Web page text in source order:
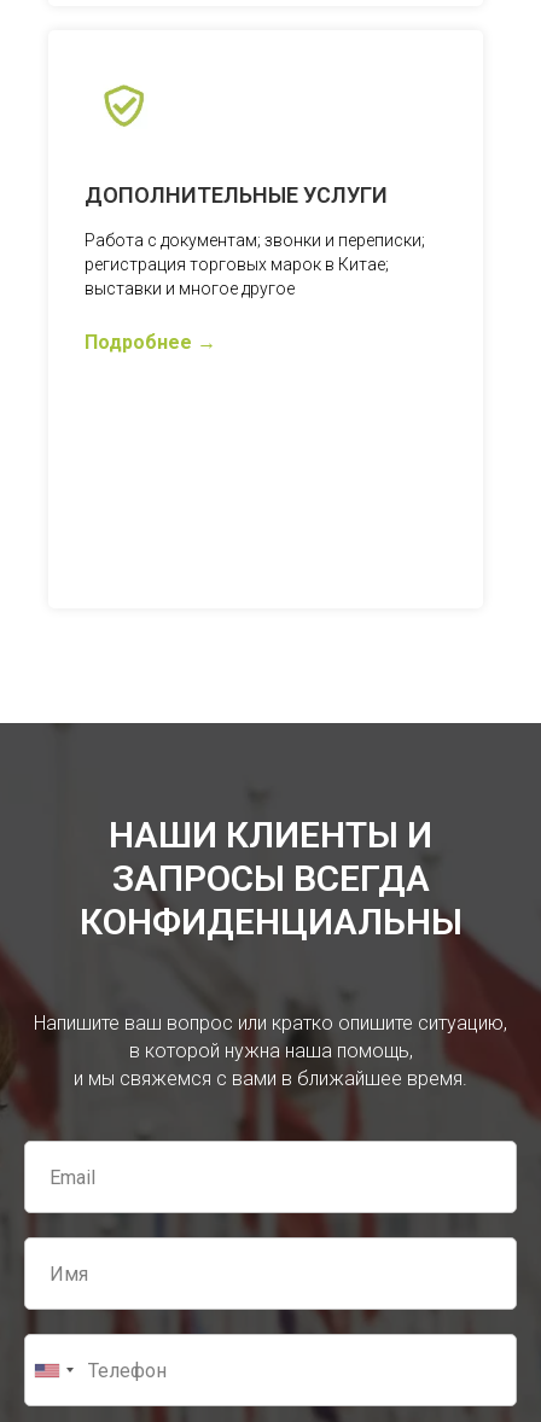
ДОПОЛНИТЕЛЬНЫЕ УСЛУГИ
Работа с документам; звонки и переписки;
регистрация торговых марок в Китае;
выставки и многое другое
Подробнее
НАШИ КЛИЕНТЫ И
ЗАПРОСЫ ВСЕГДА
КОНФИДЕНЦИАЛЬНЫ
Напишите ваш вопрос или кратко опишите ситуацию,
в которой нужна наша помощь,
и мы свяжемся с вами в ближайшее время.